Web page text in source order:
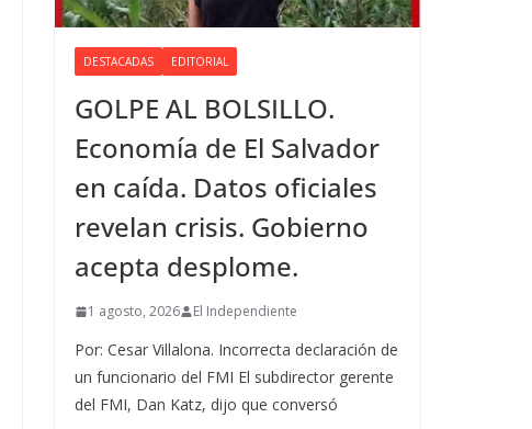
DESTACADAS EDITORIAL
GOLPE AL BOLSILLO.
Economía de El Salvador
en caída. Datos oficiales
revelan crisis. Gobierno
acepta desplome.
1 agosto, 2026 El Independiente
Por: Cesar Villalona. Incorrecta declaración de
un funcionario del FMI El subdirector gerente
del FMI, Dan Katz, dijo que conversó